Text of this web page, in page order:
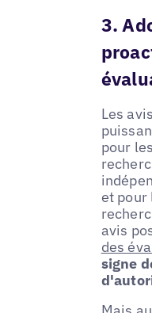
3.
Les
pour
et pour
avis
des
signe